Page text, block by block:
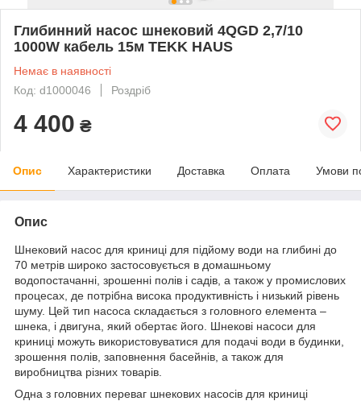
Глибинний насос шнековий 4QGD 2,7/10
1000W кабель 15м TEKK HAUS
Немає в наявності
Код: d1000046
Роздріб
4 400 ₴
Опис Характеристики Доставка Оплата Умови
Опис
Шнековий насос для криниці для підйому води на глибині до
70 метрів широко застосовується в домашньому
водопостачанні, зрошенні полів і садів, а також у промислових
процесах, де потрібна висока продуктивність і низький рівень
шуму. Цей тип насоса складається з головного елемента –
шнека, і двигуна, який обертає його. Шнекові насоси для
криниці можуть використовуватися для подачі води в будинки,
зрошення полів, заповнення басейнів, а також для
виробництва різних товарів.
Одна з головних переваг шнекових насосів для криниці